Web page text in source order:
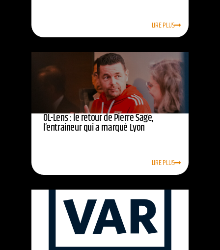
LIRE PLUS
OL-Lens : le retour de Pierre Sage,
l’entraîneur qui a marqué Lyon
LIRE PLUS